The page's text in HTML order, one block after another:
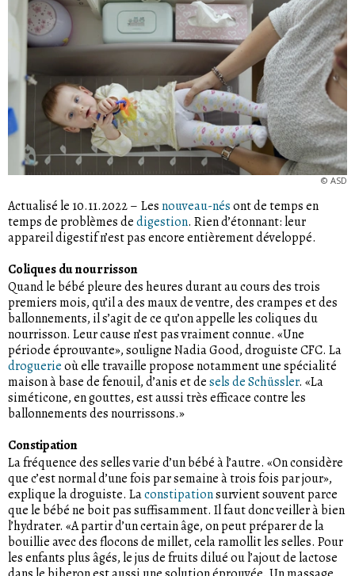
© ASD
Actualisé le 10.11.2022– Lesnouveau-nésont de temps en
temps de problèmes dedigestion. Rien d’étonnant: leur
appareil digestif n’est pas encore entièrement développé.
Coliques du nourrisson
Quand le bébé pleure des heures durant au cours des trois
premiers mois, qu’il a des maux de ventre, des crampes et des
ballonnements, il s’agit de ce qu’on appelle les coliques du
nourrisson. Leur cause n’est pas vraiment connue. «Une
période éprouvante», souligne Nadia Good, droguiste CFC. La
droguerieoù elle travaille propose notamment une spécialité
maison à base de fenouil, d’anis et desels de Schüssler. «La
siméticone, en gouttes, est aussi très efficace contre les
ballonnements des nourrissons.»
Constipation
La fréquence des selles varie d’un bébé à l’autre. «On considère
que c’est normal d’une fois par semaine à trois fois par jour»,
explique la droguiste. Laconstipationsurvient souvent parce
que le bébé ne boit pas suffisamment. Il faut donc veiller à bien
l’hydrater. «A partir d’un certain âge, on peut préparer de la
bouillie avec des flocons de millet, cela ramollit les selles. Pour
les enfants plus âgés, le jus de fruits dilué ou l’ajout de lactose